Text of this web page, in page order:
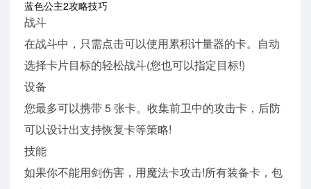
蓝色公主2攻略技巧
战斗
在战斗中，只需点击可以使用累积计量器的卡。自动
选择卡片目标的轻松战斗(您也可以指定目标!)
设备
您最多可以携带 5 张卡。收集前卫中的攻击卡，后防
可以设计出支持恢复卡等策略!
技能
如果你不能用剑伤害，用魔法卡攻击!所有装备卡，包